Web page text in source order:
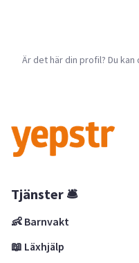
Är det här din profil? Du
Tjänster 🛎
👶 Barnvakt
📖 Läxhjälp